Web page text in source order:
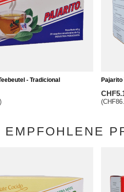
- Tradicional Pajarito
EMPFOHLENE